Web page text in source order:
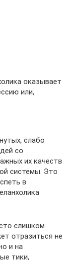
оказывает
или,
слабо
со
их качеств
системы. Это
в
слишком
отразиться не
и на
тики,